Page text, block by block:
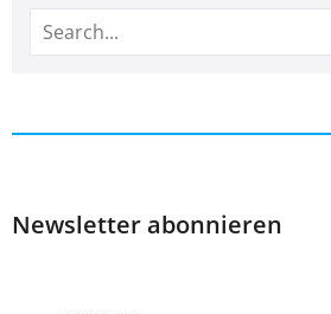
Newsletter abonnieren